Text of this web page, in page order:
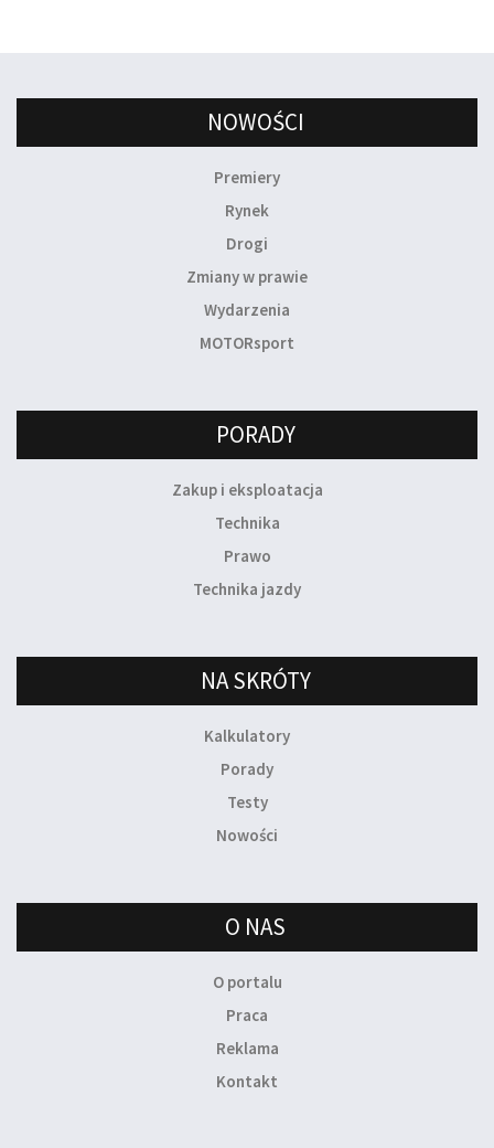
NOWOŚCI
Premiery
Rynek
Drogi
Zmiany w prawie
Wydarzenia
MOTORsport
PORADY
Zakup i eksploatacja
Technika
Prawo
Technika jazdy
NA SKRÓTY
Kalkulatory
Porady
Testy
Nowości
O NAS
O portalu
Praca
Reklama
Kontakt